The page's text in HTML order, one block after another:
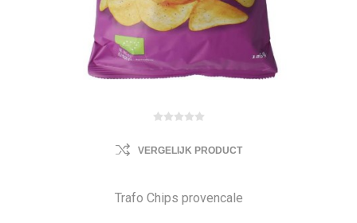
VERGELIJK PRODUCT
Trafo Chips provencale